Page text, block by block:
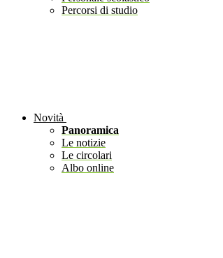
Percorsi di studio
Novità
Panoramica
Le notizie
Le circolari
Albo online